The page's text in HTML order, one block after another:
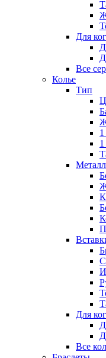
Для
Все
Колье
Тип
Металл
Для
Все